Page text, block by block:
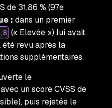
de 31,86 % (97e
: dans un premier
(« Elevée ») lui avait
revu après la
supplémentaires.
le
un score CVSS de
puis rejetée le